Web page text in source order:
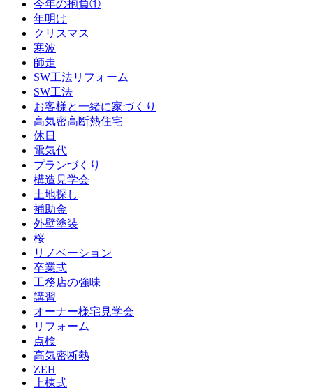
今年の抱負①
年明け
クリスマス
寒波
師走
SW工法リフォーム
SW工法
お客様と一緒に家づくり
高気密高断熱住宅
休日
電気代
プランづくり
構造見学会
土地探し
補助金
外壁塗装
桜
リノベーション
卒業式
工務店の強味
講習
オーナー様宅見学会
リフォーム
点検
高気密断熱
ZEH
上棟式